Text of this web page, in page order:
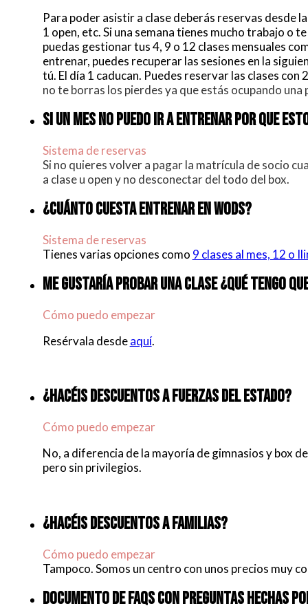
Para poder asistir a clase deberás reservas desde
1 open, etc. Si una semana tienes mucho trabajo o
puedas gestionar tus 4, 9 o 12 clases mensuales
entrenar, puedes recuperar las sesiones en la
tú. El día 1 caducan. Puedes reservar las clases
no te borras los pierdes ya que estás ocupando una
SI UN MES NO PUEDO IR A ENTRENAR POR QUE
Sistema de reservas
Si no quieres volver a pagar la matrícula de socio
a clase u open y no desconectar del todo del box.
¿CUÁNTO CUESTA ENTRENAR EN WODS?
Sistema de reservas
Tienes varias opciones como 9 clases al mes, 12 o
ME GUSTARÍA PROBAR UNA CLASE ¿QUÉ TENGO
Cómo puedo empezar
Resérvala desdeaquí.
¿HACÉIS DESCUENTOS A FUERZAS DEL ESTADO?
Cómo puedo empezar
No, a diferencia de la mayoría de gimnasios y box
pero sin privilegios.
¿HACÉIS DESCUENTOS A FAMILIAS?
Cómo puedo empezar
Tampoco. Somos un centro con unos precios muy
DOCUMENTO DE FAQS CON PREGUNTAS HECHAS